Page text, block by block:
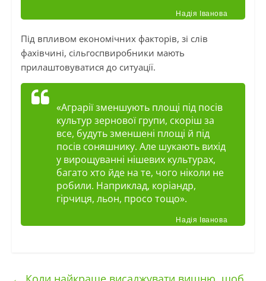
Надія Іванова
Під впливом економічних факторів, зі слів
фахівчині, сільгоспвиробники мають
прилаштовуватися до ситуації.
«Аграрії зменшують площі під посів
культур зернової групи, скоріш за
все, будуть зменшені площі й під
посів соняшнику. Але шукають вихід
у вирощуванні нішевих культурах,
багато хто йде на те, чого ніколи не
робили. Наприклад, коріандр,
гірчиця, льон, просо тощо».
Надія Іванова